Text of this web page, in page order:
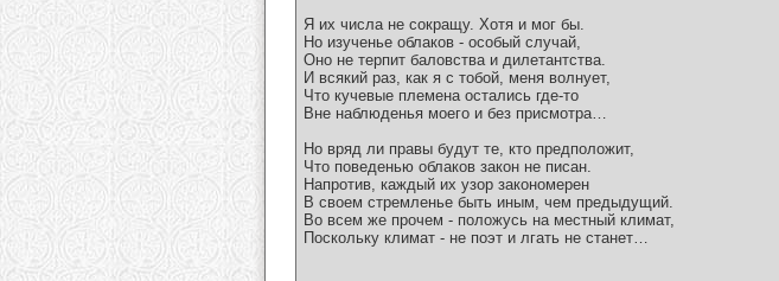
Я их числа не сокращу. Хотя и мог бы.
Но изученье облаков - особый случай,
Оно не терпит баловства и дилетантства.
И всякий раз, как я с тобой, меня волнует,
Что кучевые племена остались где-то
Вне наблюденья моего и без присмотра…
Но вряд ли правы будут те, кто предположит,
Что поведенью облаков закон не писан.
Напротив, каждый их узор закономерен
В своем стремленье быть иным, чем предыдущий.
Во всем же прочем - положусь на местный климат,
Поскольку климат - не поэт и лгать не станет…